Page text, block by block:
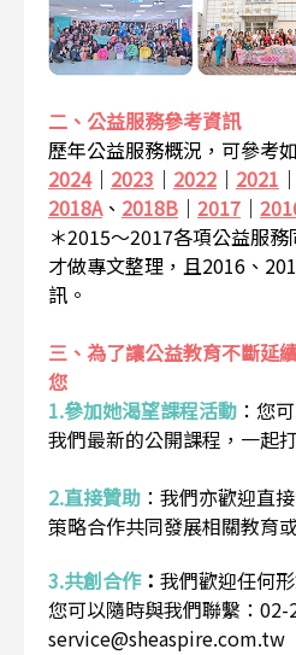
二、公益服務參考資訊
歷年公益服務概況，可參考
2024｜ 2023 ｜ 2022 ｜ 2021 ｜
2018A、 2018B ｜ 2017 ｜
＊2015～2017各項公益服
才做專文整理，且2016、
訊。
三、為了讓公益教育不斷延
您
1.參加她渴望課程活動 ： 您
我們最新的公開課程，一起
2.直接贊助 ： 我們亦歡迎直
策略合作共同發展相關教育
3.共創合作： 我們歡迎任何
您可以隨時與我們聯繫：
service@sheaspire.com.tw